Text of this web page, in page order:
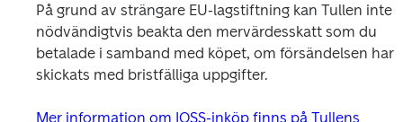
På grund av strängare EU-lagstiftning kan Tullen inte
nödvändigtvis beakta den mervärdesskatt som du
betalade i samband med köpet, om försändelsen har
skickats med bristfälliga uppgifter.
Mer information om IOSS-inköp finns på Tullens